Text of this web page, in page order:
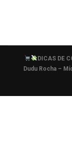
DICAS DE
Dudu Rocha –